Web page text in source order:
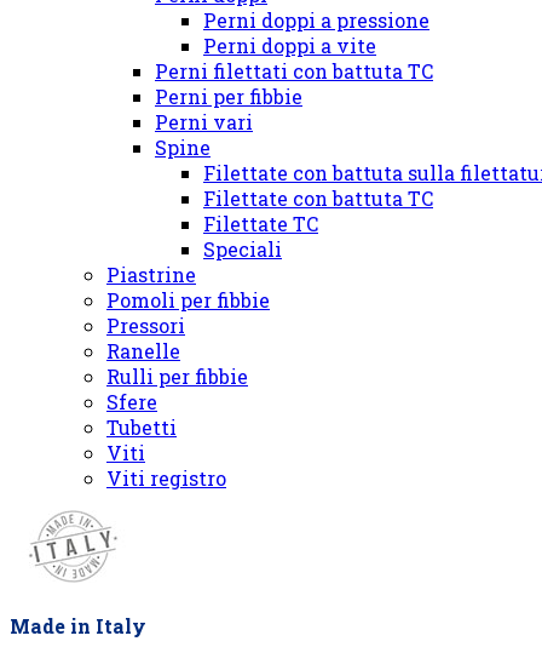
Perni doppi a pressione
Perni doppi a vite
Perni filettati con battuta TC
Perni per fibbie
Perni vari
Spine
Filettate con battuta sulla
Filettate con battuta TC
Filettate TC
Speciali
Piastrine
Pomoli per fibbie
Pressori
Ranelle
Rulli per fibbie
Sfere
Tubetti
Viti
Viti registro
Made in Italy